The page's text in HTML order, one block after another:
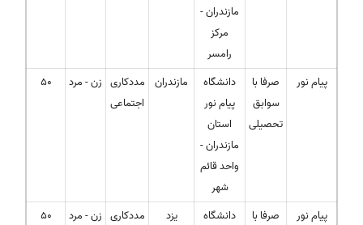
مازندران -
مرکز
رامسر
پیام نور
صرفا با
سوابق
تحصیلی
دانشگاه
پیام نور
استان
مازندران -
واحد قائم
شهر
مازندران
مددکاری
اجتماعی
زن - مرد 50
پیام نور
صرفا با
دانشگاه
یزد
مددکاری زن - مرد 50